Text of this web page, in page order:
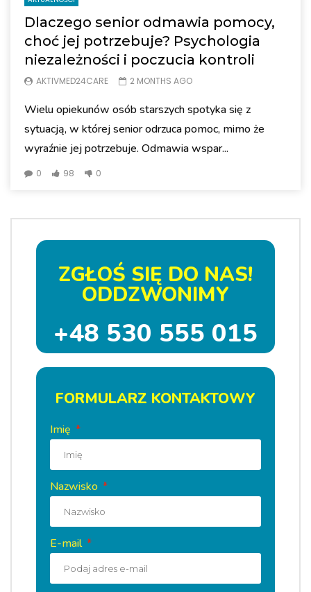
Dlaczego senior odmawia pomocy,
choć jej potrzebuje? Psychologia
niezależności i poczucia kontroli
AKTIVMED24CARE 2 MONTHS AGO
Wielu opiekunów osób starszych spotyka się z
sytuacją, w której senior odrzuca pomoc, mimo że
wyraźnie jej potrzebuje. Odmawia wspar...
0 98 0
ZGŁOŚ SIĘ DO NAS!
ODDZWONIMY
+48 530 555 015
FORMULARZ KONTAKTOWY
Imię
Nazwisko
E-mail